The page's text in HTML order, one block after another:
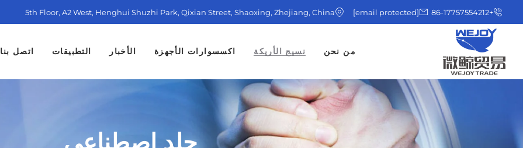
+86-17757554212
[email protected]
5th Floor, A2 West, Henghui Shuzhi Park, Qixian Street, Shaoxing, Zhejiang, China
من نحن نسيج الأريكة اكسسوارات الأجهزة الأخبار التطبيقات اتصل بنا
جلد اصطناعي